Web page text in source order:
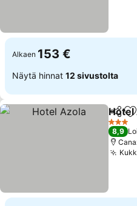
Alkaen 153 €
Näytä hinnat 12 sivustolta
Jaa
Hotel
3
8,9